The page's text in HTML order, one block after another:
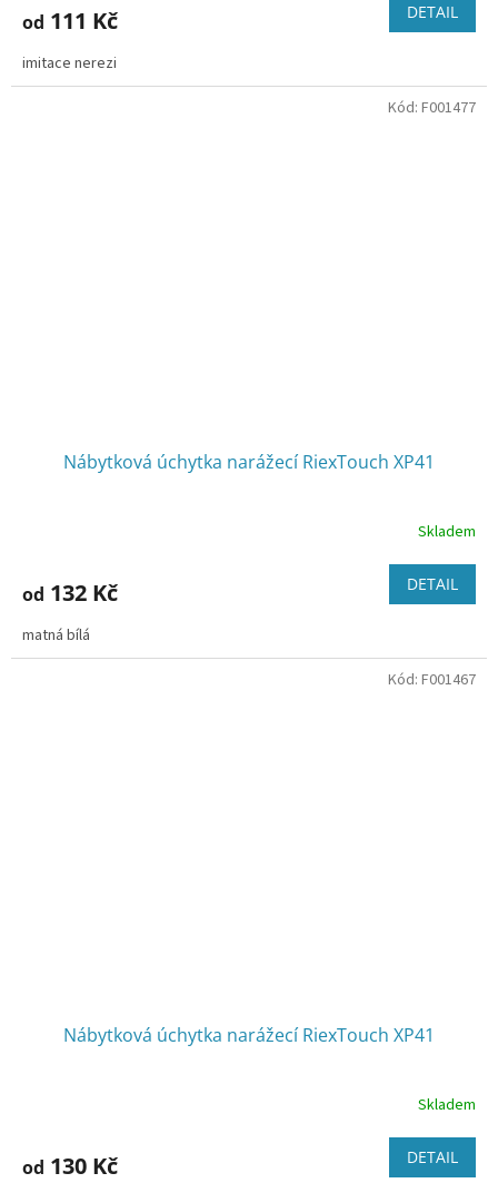
od 111 Kč DETAIL
imitace nerezi
Nábytková úchytka narážecí RiexTouch XP41
Skladem
od 132 Kč DETAIL
matná bílá
Kód: F001477
Nábytková úchytka narážecí RiexTouch XP41
Skladem
od 130 Kč DETAIL
Kód: F001467